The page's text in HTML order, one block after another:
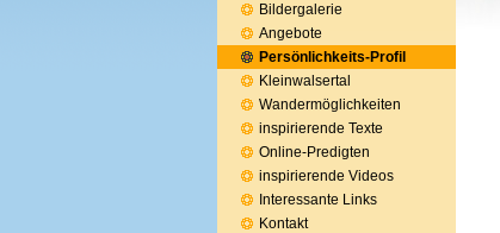
Bildergalerie
Angebote
Persönlichkeits-Profil
Kleinwalsertal
Wandermöglichkeiten
inspirierende Texte
Online-Predigten
inspirierende Videos
Interessante Links
Kontakt